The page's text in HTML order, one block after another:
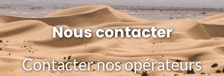
Nous contacter
Contacter nos opérateurs